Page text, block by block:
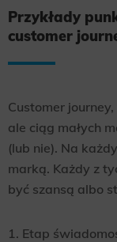
Przykłady
customer
Customer
ale ciąg małych
(lub nie). Na
marką. Każdy z
być szansą albo
1. Etap